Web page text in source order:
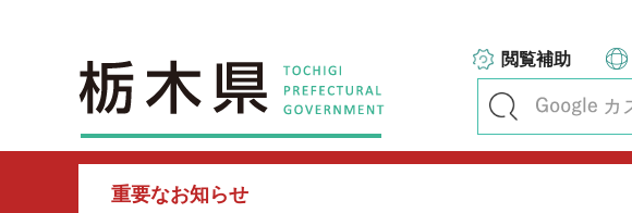
栃木県
閲覧補助
重要なお知らせ